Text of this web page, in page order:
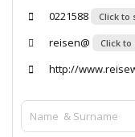
0221588
Click to
reisen@ Click to
http://